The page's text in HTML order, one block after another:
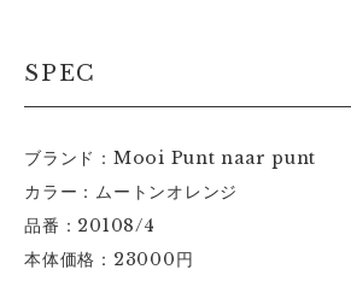
SPEC
ブランド：Mooi Punt naar punt
カラー：ムートンオレンジ
品番：20108/4
本体価格：23000円